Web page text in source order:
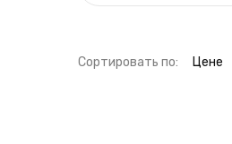
Cортировать по: Цене